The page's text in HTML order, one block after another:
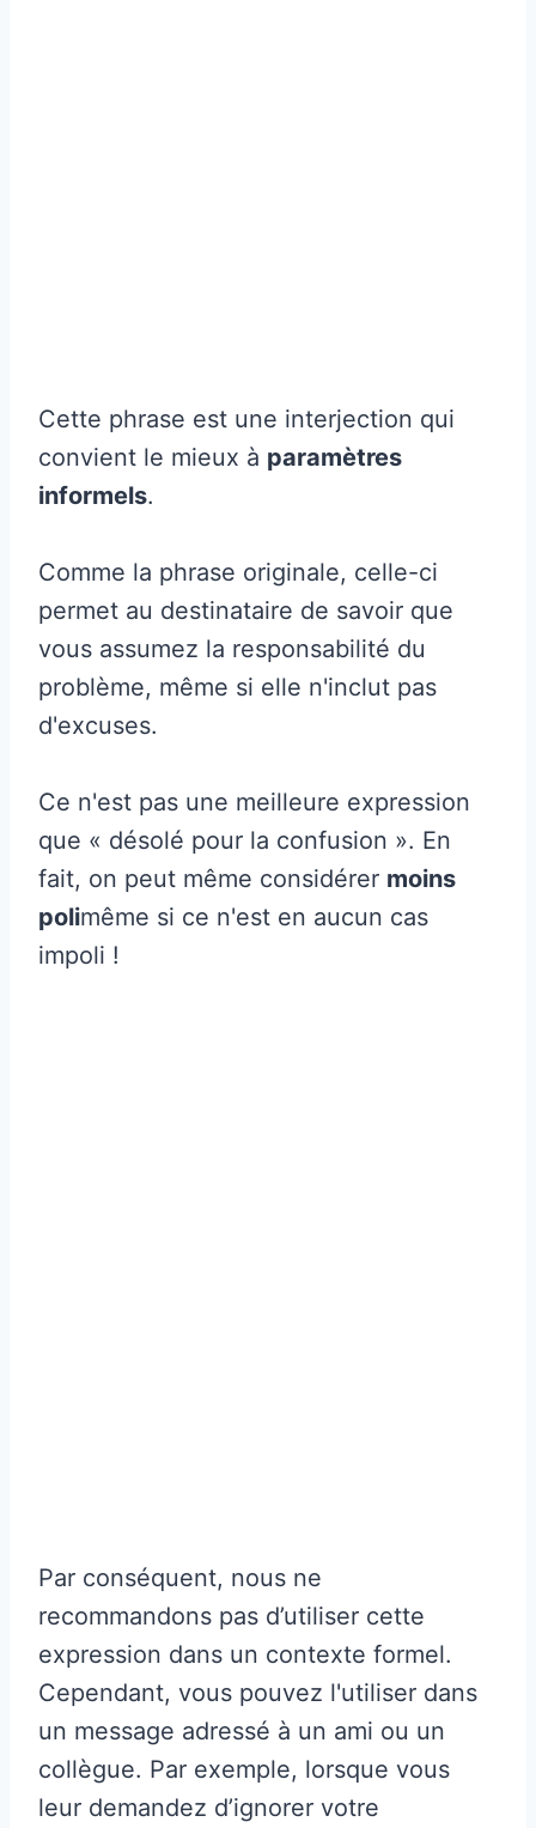
Cette phrase est une interjection qui
convient le mieux à paramètres
informels.
Comme la phrase originale, celle-ci
permet au destinataire de savoir que
vous assumez la responsabilité du
problème, même si elle n'inclut pas
d'excuses.
Ce n'est pas une meilleure expression
que « désolé pour la confusion ». En
fait, on peut même considérer moins
polimême si ce n'est en aucun cas
impoli !
Par conséquent, nous ne
recommandons pas d’utiliser cette
expression dans un contexte formel.
Cependant, vous pouvez l'utiliser dans
un message adressé à un ami ou un
collègue. Par exemple, lorsque vous
leur demandez d’ignorer votre